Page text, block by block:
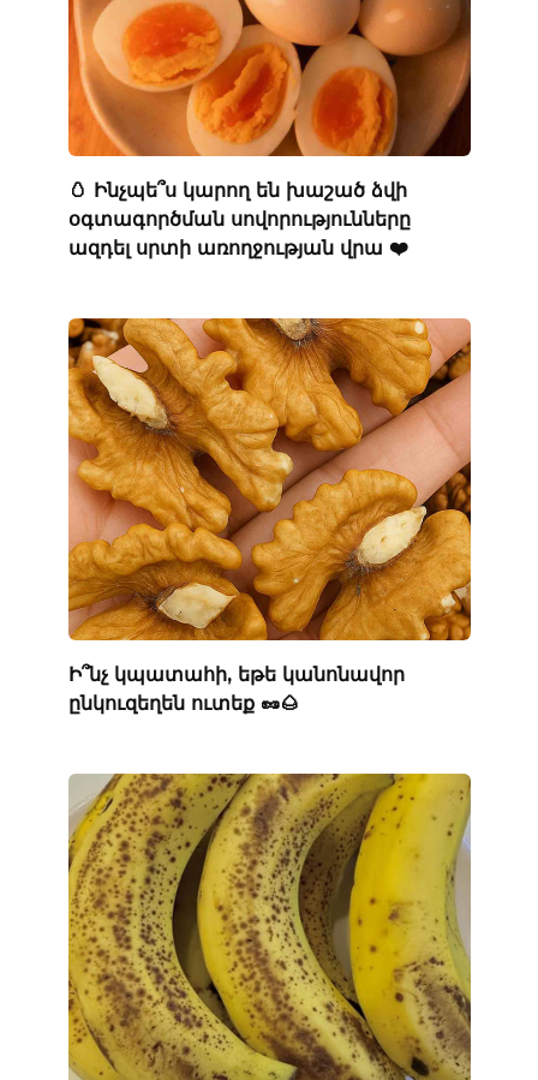
🥚 Ինչպե՞ս կարող են խաշած ձվի
օգտագործման սովորությունները
ազդել սրտի առողջության վրա ❤️
Ի՞նչ կպատահի, եթե կանոնավոր
ընկուզեղեն ուտեք 🥜🌰